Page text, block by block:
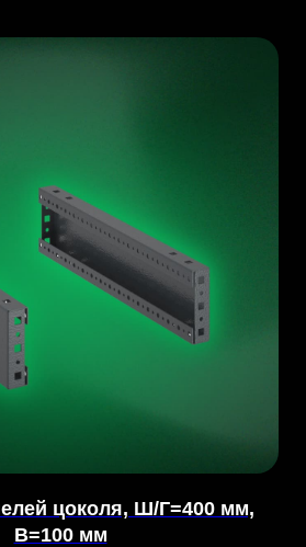
цоколя, Ш/Г=400 мм,
В=100 мм